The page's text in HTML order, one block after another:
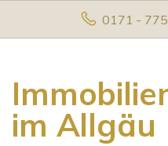
0171 -
im Allgäu